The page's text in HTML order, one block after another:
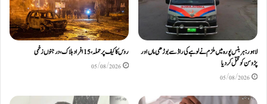
لاہور: ہربنس پورہ میں ملزم نے لوہے کی راڈ سے بوڑھی ماں اور
پڑوسن کو قتل کر دیا
05/08/2026
روس کا کیف پر حملہ، 15 افراد ہلاک، درجنوں زخمی
05/08/2026